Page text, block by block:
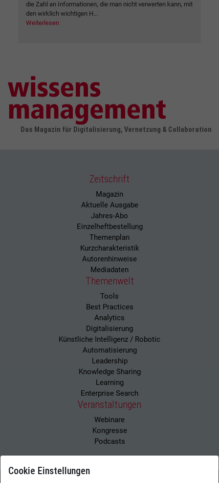
die Zahl an Informationen, die man nicht verwerten kann, mit
den wirklich wichtigen H...
Weiterlesen
Das Magazin für Digitalisierung, Vernetzung & Collaboration
Zeitschrift
Magazin
Aktuelle Ausgabe
Jahres-Abo
Einzelheftbestellung
Themenplan
Kurzcharakteristik
Autorenhinweise
Mediadaten
Themenwelt
Tools
Best Practices
Analytics
Digitalisierung
Künstliche Intelligenz / Robotic
Automatisierung
Leadership
Knowledge Sharing
Learning
Enterprise Search
Veranstaltungen
Webinare
Kongresse
Podcasts
Cookie Einstellungen